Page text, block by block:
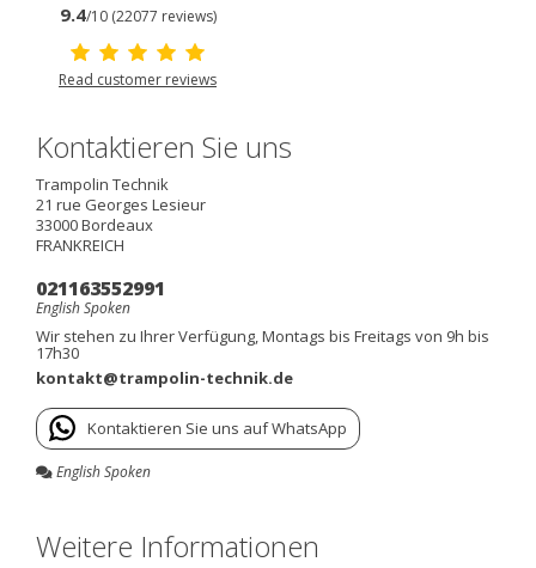
9.4/10 (22077 reviews)
Read customer reviews
Kontaktieren Sie uns
Trampolin Technik
21 rue Georges Lesieur
33000Bordeaux
FRANKREICH
021163552991
English Spoken
Wir stehen zu Ihrer Verfügung, Montags bis Freitags von 9h bis
17h30
kontakt@trampolin-technik.de
Kontaktieren Sie uns auf WhatsApp
English Spoken
Weitere Informationen